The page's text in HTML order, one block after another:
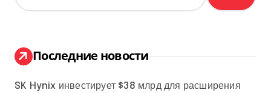
:
Последние новости
SK Hynix инвестирует $38 млрд для расширения